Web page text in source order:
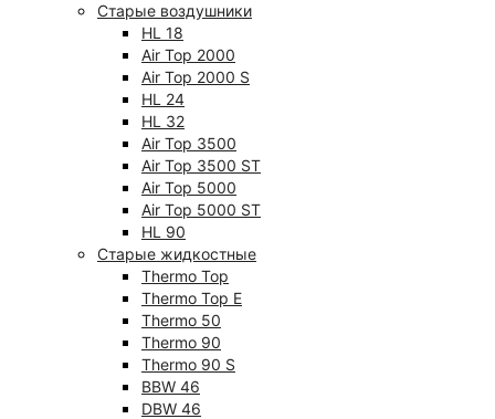
Старые воздушники
HL 18
Air Top 2000
Air Top 2000 S
HL 24
HL 32
Air Top 3500
Air Top 3500 ST
Air Top 5000
Air Top 5000 ST
HL 90
Старые жидкостные
Thermo Top
Thermo Top E
Thermo 50
Thermo 90
Thermo 90 S
BBW 46
DBW 46